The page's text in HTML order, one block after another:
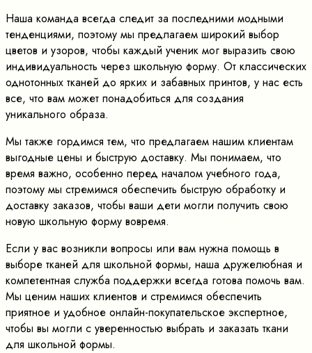
Наша команда всегда следит за последними модными
тенденциями, поэтому мы предлагаем широкий выбор
цветов и узоров, чтобы каждый ученик мог выразить свою
индивидуальность через школьную форму. От классических
однотонных тканей до ярких и забавных принтов, у нас есть
все, что вам может понадобиться для создания
уникального образа.
Мы также гордимся тем, что предлагаем нашим клиентам
выгодные цены и быструю доставку. Мы понимаем, что
время важно, особенно перед началом учебного года,
поэтому мы стремимся обеспечить быструю обработку и
доставку заказов, чтобы ваши дети могли получить свою
новую школьную форму вовремя.
Если у вас возникли вопросы или вам нужна помощь в
выборе тканей для школьной формы, наша дружелюбная и
компетентная служба поддержки всегда готова помочь вам.
Мы ценим наших клиентов и стремимся обеспечить
приятное и удобное онлайн-покупательское экспертное,
чтобы вы могли с уверенностью выбрать и заказать ткани
для школьной формы.